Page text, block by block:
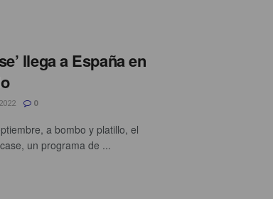
llega a España en
0
a bombo y platillo, el
un programa de ...